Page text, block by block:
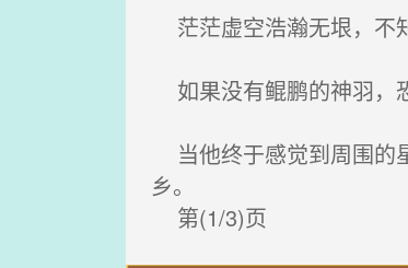
茫茫虚空浩瀚无垠，不
如果没有鲲鹏的神羽，
当他终于感觉到周围的
乡。
第(1/3)页